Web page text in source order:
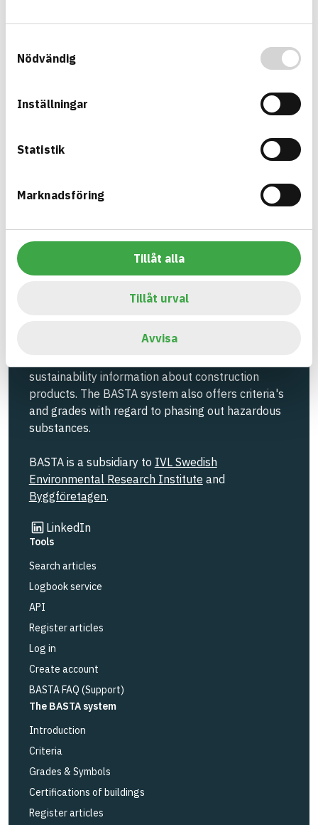
Nödvändig
Inställningar
Statistik
Marknadsföring
Tillåt alla
Tillåt urval
Avvisa
EPU0058, EPU0064
01703 Fogmassa
Wolf Group OÜ
Information available
RENEWABILITY Information ej lämnad
EMISSIONS AND TESTS Information ej lämnad
Build with BASTA - conscious
The BASTA system is alone on the market in
sustainability information about construction
products. The BASTA system also offers criteria's
and grades with regard to phasing out hazardous
substances.
BASTA is a subsidiary to IVL Swedish
Environmental Research Institute and
Byggföretagen.
LinkedIn
Link to other website
Tools
Search articles
Logbook service
API
Register articles
Log in
Create account
BASTA FAQ (Support)
The BASTA system
Introduction
Criteria
Grades & Symbols
Certifications of buildings
Register articles